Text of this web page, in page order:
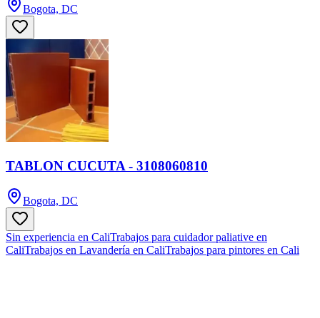
Bogota, DC
TABLON CUCUTA - 3108060810
Bogota, DC
Sin experiencia en CaliTrabajos para cuidador paliative en
CaliTrabajos en Lavandería en CaliTrabajos para pintores en Cali